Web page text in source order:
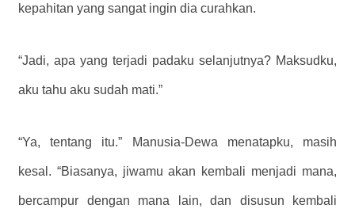
kepahitan yang sangat ingin dia curahkan.
“Jadi, apa yang terjadi padaku selanjutnya? Maksudku,
aku tahu aku sudah mati.”
“Ya, tentang itu.” Manusia-Dewa menatapku, masih
kesal. “Biasanya, jiwamu akan kembali menjadi mana,
bercampur dengan mana lain, dan disusun kembali